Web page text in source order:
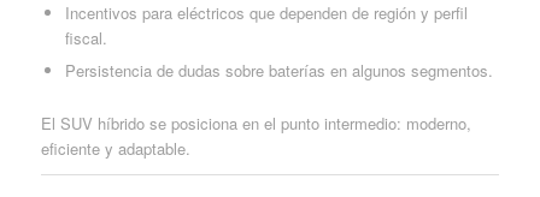
Incentivos para eléctricos que dependen de región y perfil
fiscal.
Persistencia de dudas sobre baterías en algunos segmentos.
El SUV híbrido se posiciona en el punto intermedio: moderno,
eficiente y adaptable.